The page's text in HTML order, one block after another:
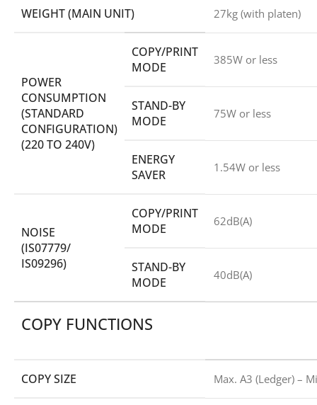
WEIGHT (MAIN UNIT) 27kg (with platen)
POWER
CONSUMPTION
(STANDARD
CONFIGURATION)
(220 TO 240V)
COPY/PRINT
MODE
385W or less
STAND-BY
MODE
75W or less
ENERGY
SAVER
1.54W or less
NOISE
(IS07779/
IS09296)
COPY/PRINT
MODE
62dB(A)
STAND-BY
MODE
40dB(A)
COPY FUNCTIONS
COPY SIZE Max. A3 (Ledger) –